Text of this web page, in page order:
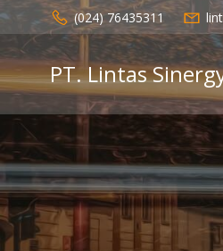
Skip
to
content
(024) 76435311
PT. Lintas